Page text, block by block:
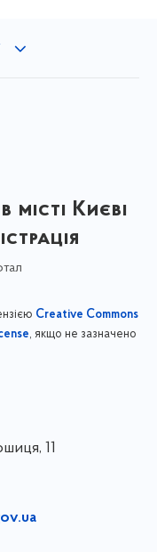
Києві
Creative Commons
, якщо не зазначено
11